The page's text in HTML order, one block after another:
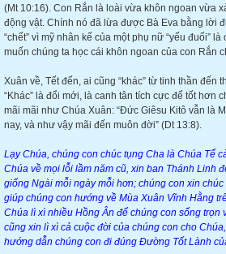
(Mt 10:16). Con Rắn là loài vừa khôn ngoan vừa
động vật. Chính nó đã lừa được Bà Eva bằng lời
“chết” vì mỹ nhân kế của một phụ nữ “yếu đuối”
muốn chúng ta học cái khôn ngoan của con Rắn
Xuân về, Tết đến, ai cũng “khác” từ tinh thần đến
“Khác” là đổi mới, là canh tân tích cực để tốt hơn
mãi mãi như Chúa Xuân: “Đức Giêsu Kitô vẫn là
nay, và như vậy mãi đến muôn đời” (Dt 13:8).
Lạy Chúa, chúng con chúc tụng Cha là Chúa Tể
Chúa về mọi lỗi lầm năm cũ, xin ban Thánh Linh
giống Ngài mỗi ngày mỗi hơn; chúng con xin
giúp chúng con hướng về Mùa Xuân Vĩnh Hằng
Chúa lì xì nhiều Hồng Ân để chúng con sống trọn
cũng xin lì xì cả cuộc đời của chúng con cho
hướng dẫn chúng con đi đúng Đường Tốt Lành